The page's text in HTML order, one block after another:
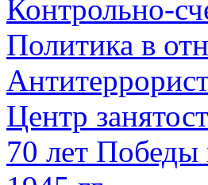
Контрольно-
Политика в
Центр
70 лет Победы